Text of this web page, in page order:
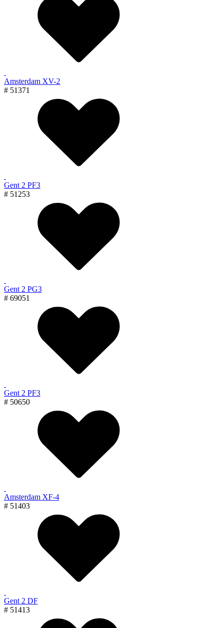
Amsterdam XV-2
# 51371
Gent 2 PF3
# 51253
Gent 2 PG3
# 69051
Gent 2 PF3
# 50650
Amsterdam XF-4
# 51403
Gent 2 DF
# 51413